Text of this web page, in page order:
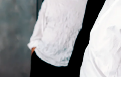
Этим летом
чтобы доказать, что
только разминкой!
триумфа BewhY
тур по России. Уже
исполнитель